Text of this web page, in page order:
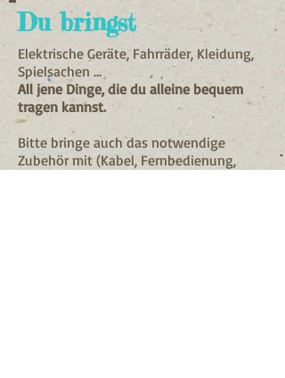
Du bringst
Elektrische Geräte, Fahrräder, Kleidung,
Spielsachen ...
All jene Dinge, die du alleine bequem
tragen kannst.
Bitte bringe auch das notwendige
Zubehör mit (Kabel, Fernbedienung,